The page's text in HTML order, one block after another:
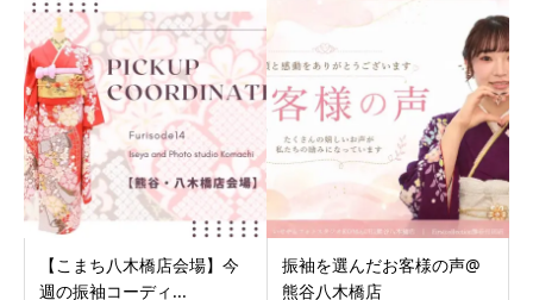
【こまち八木橋店会場】今
週の振袖コーディ...
振袖を選んだお客様の声@
熊谷八木橋店